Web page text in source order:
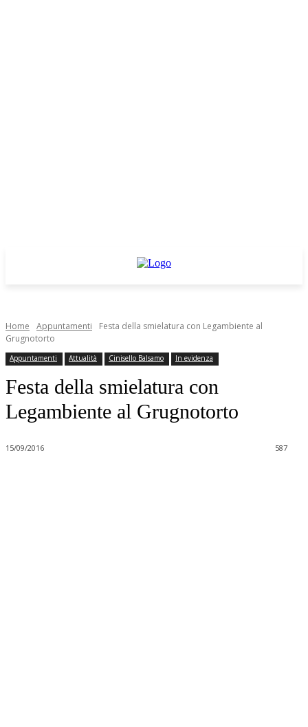
Home Appuntamenti
Festa della smielatura con Legambiente al
Grugnotorto
Appuntamenti Attualità Cinisello Balsamo In evidenza
Festa della smielatura con
Legambiente al Grugnotorto
15/09/2016 587